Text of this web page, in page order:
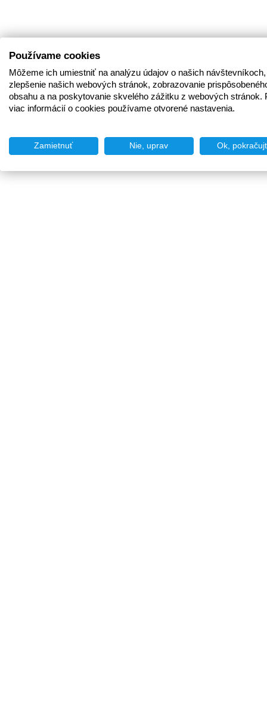
Používame cookies
Môžeme ich umiestniť na analýzu údajov o našich
zlepšenie našich webových stránok, zobrazovanie
obsahu a na poskytovanie skvelého zážitku z webových stránok.
viac informácií o cookies používame otvorené nastavenia.
Zamietnuť Nie, uprav Ok,